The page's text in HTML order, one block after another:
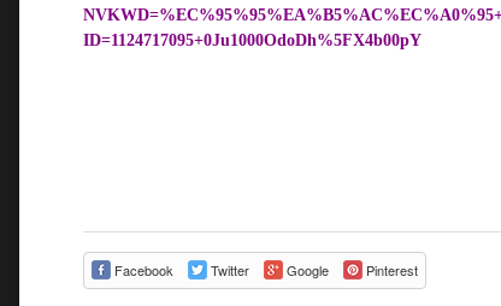
ID=1124717095+0Ju1000OdoDh%5FX4b00pY
Facebook Twitter Google Pinterest